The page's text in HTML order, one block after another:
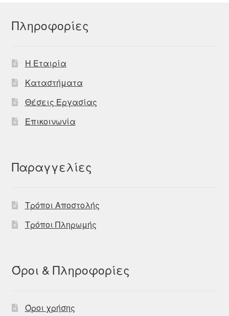
Πληροφορίες
Η Εταιρία
Καταστήματα
Θέσεις Εργασίας
Επικοινωνία
Παραγγελίες
Τρόποι Αποστολής
Τρόποι Πληρωμής
Όροι & Πληροφορίες
Όροι χρήσης